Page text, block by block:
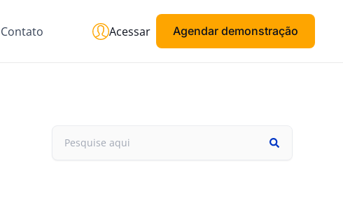
Contato Agendar demonstração
Acessar